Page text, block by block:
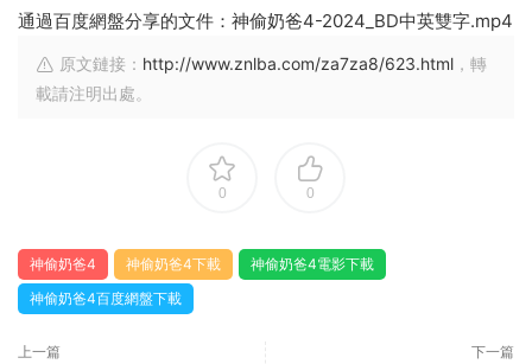
通過百度網盤分享的文件：神偷奶爸4-2024_BD中英雙字.mp4
原文鏈接： http://www.znlba.com/za7za8/623.html ，轉
載請注明出處。
0 0
神偷奶爸4 神偷奶爸4下載
神偷奶爸4電影下載
神偷奶爸4百度網盤下載
上一篇 下一篇